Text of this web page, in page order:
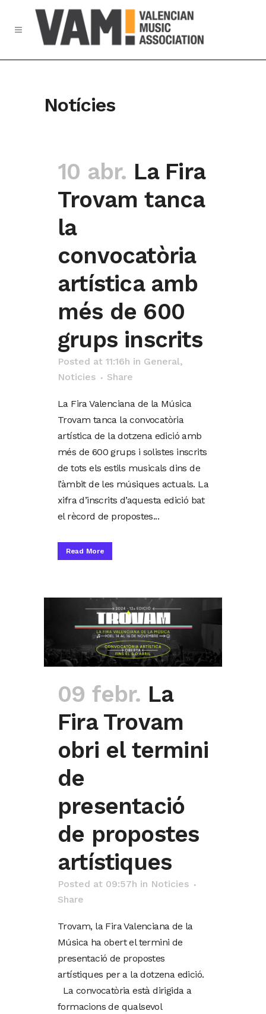
Notícies
10 abr. La Fira
Trovam tanca
la
convocatòria
artística amb
més de 600
grups inscrits
Posted at 11:16h in General,
Noticies
Share
La Fira Valenciana de la Música
Trovam tanca la convocatòria
artística de la dotzena edició amb
més de 600 grups i solistes inscrits
de tots els estils musicals dins de
l’àmbit de les músiques actuals. La
xifra d’inscrits d’aquesta edició bat
el rècord de propostes...
Read More
09 febr. La
Fira Trovam
obri el termini
de
presentació
de propostes
artístiques
Posted at 09:57h in Noticies
Share
Trovam, la Fira Valenciana de la
Música ha obert el termini de
presentació de propostes
artístiques per a la dotzena edició.
La convocatòria està dirigida a
formacions de qualsevol